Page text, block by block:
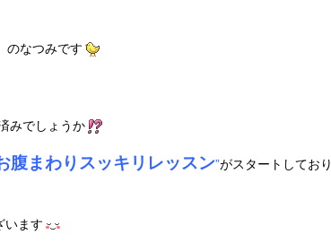
のなつみです
みでしょうか
腹まわりスッキリレッスン”がスタートしており
います